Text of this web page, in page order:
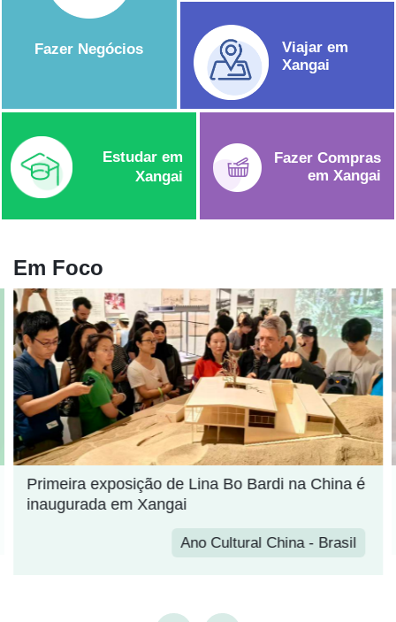
Fazer Negócios Viajar em
Xangai
Estudar em
Xangai
Fazer Compras
em Xangai
Em Foco
Primeira exposição de Lina Bo Bardi na China é
inaugurada em Xangai
Ano Cultural China - Brasil